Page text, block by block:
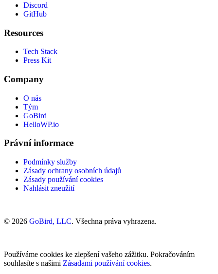
Discord
GitHub
Resources
Tech Stack
Press Kit
Company
O nás
Tým
GoBird
HelloWP.io
Právní informace
Podmínky služby
Zásady ochrany osobních údajů
Zásady používání cookies
Nahlásit zneužití
© 2026 GoBird, LLC. Všechna práva vyhrazena.
Používáme cookies ke zlepšení vašeho zážitku. Pokračováním
souhlasíte s našimi Zásadami používání cookies.